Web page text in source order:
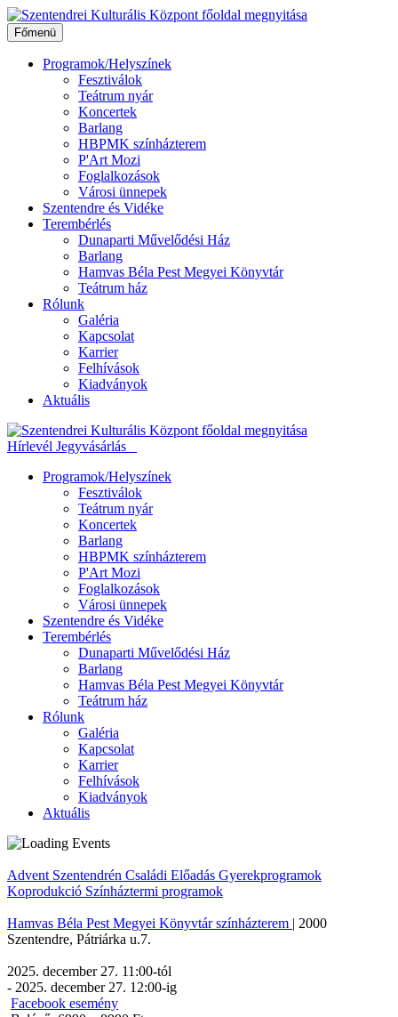
Ugrás
a
tartalomhoz
Főmenü
Programok/Helyszínek
Fesztiválok
Teátrum nyár
Koncertek
Barlang
HBPMK színházterem
P'Art Mozi
Foglalkozások
Városi ünnepek
Szentendre és Vidéke
Terembérlés
Dunaparti Művelődési Ház
Barlang
Hamvas Béla Pest Megyei Könyvtár
Teátrum ház
Rólunk
Galéria
Kapcsolat
Karrier
Felhívások
Kiadványok
Aktuális
Hírlevél Jegyvásárlás
Programok/Helyszínek
Fesztiválok
Teátrum nyár
Koncertek
Barlang
HBPMK színházterem
P'Art Mozi
Foglalkozások
Városi ünnepek
Szentendre és Vidéke
Terembérlés
Dunaparti Művelődési Ház
Barlang
Hamvas Béla Pest Megyei Könyvtár
Teátrum ház
Rólunk
Galéria
Kapcsolat
Karrier
Felhívások
Kiadványok
Aktuális
Advent Szentendrén Családi Előadás Gyerekprogramok
Koprodukció Színháztermi programok
Hamvas Béla Pest Megyei Könyvtár színházterem | 2000
Szentendre, Pátriárka u.7.
2025. december 27. 11:00-tól
- 2025. december 27. 12:00-ig
Facebook esemény